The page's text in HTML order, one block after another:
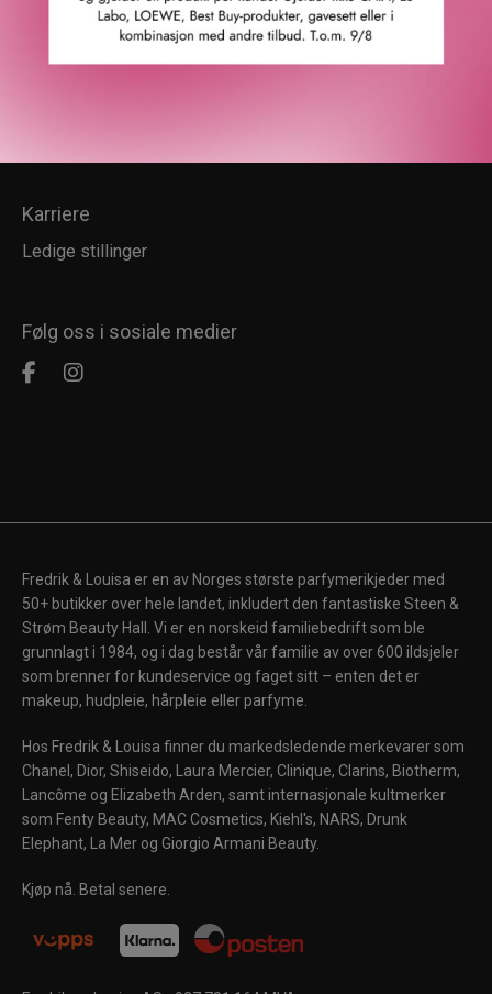
Kundesenter
Karriere
Ledige stillinger
Følg oss i sosiale medier
Fredrik & Louisa er en av Norges største parfymerikjeder med
50+ butikker over hele landet, inkludert den fantastiske Steen &
Strøm Beauty Hall. Vi er en norskeid familiebedrift som ble
grunnlagt i 1984, og i dag består vår familie av over 600 ildsjeler
som brenner for kundeservice og faget sitt – enten det er
makeup, hudpleie, hårpleie eller parfyme.
Hos Fredrik & Louisa finner du markedsledende merkevarer som
Chanel, Dior, Shiseido, Laura Mercier, Clinique, Clarins, Biotherm,
Lancôme og Elizabeth Arden, samt internasjonale kultmerker
som Fenty Beauty, MAC Cosmetics, Kiehl's, NARS, Drunk
Elephant, La Mer og Giorgio Armani Beauty.
Kjøp nå. Betal senere.